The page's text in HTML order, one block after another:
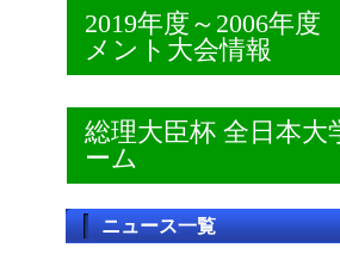
2019年度～2006年
メント大会情報
総理大臣杯 全日本
ーム
ニュース一覧